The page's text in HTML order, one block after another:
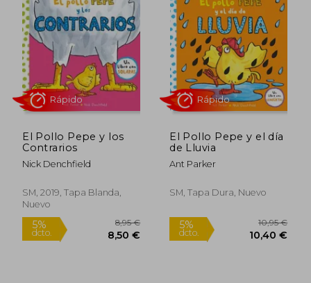
5%
dcto.
26,52 €
25,19 €
El Pollo Pepe y los
Contrarios
Nick Denchfield
SM, 2019, Tapa Blanda,
Nuevo
El Pollo Pepe y el día
de Lluvia
Ant Parker
SM, Tapa Dura, Nuevo